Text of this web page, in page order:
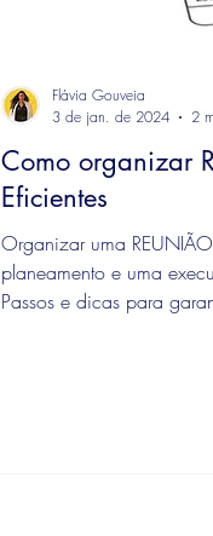
Como organizar
Eficientes
Organizar uma REUNIÃO
planeamento e uma
Passos e dicas para
Flávia Gouveia
3 de jan. de 2024
2